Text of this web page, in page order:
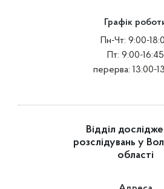
Графік
Пн-Чт: 9:00-
Пт: 9:00-16:45
перерва: 13:00-
Відділ
розслідувань у
області